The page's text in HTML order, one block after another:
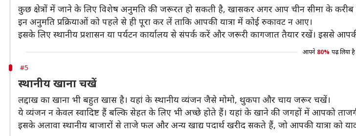
कुछ क्षेत्रों में जाने के लिए विशेष अनुमति की जरूरत हो सकती है, खासकर अगर आप चीन सीमा के करीब
इन अनुमति प्रक्रियाओं को पहले से ही पूरा कर लें ताकि आपकी यात्रा में कोई रुकावट न आए।
इसके लिए स्थानीय प्रशासन या पर्यटन कार्यालय से संपर्क करें और जरूरी कागजात तैयार रखें। इससे
आपने 80% पढ़ लिया है
#5
स्थानीय खाना चखें
लद्दाख का खाना भी बहुत खास है। यहां के स्थानीय व्यंजन जैसे मोमो, थुकपा और चाय जरूर चखें।
ये व्यंजन न केवल स्वादिष्ट हैं बल्कि सेहत के लिए भी अच्छे होते हैं। यहां के खाने की जगहों में आपको
इसके अलावा स्थानीय बाजारों से ताजे फल और अन्य खाद्य पदार्थ खरीद सकते हैं, जो आपकी यात्रा को